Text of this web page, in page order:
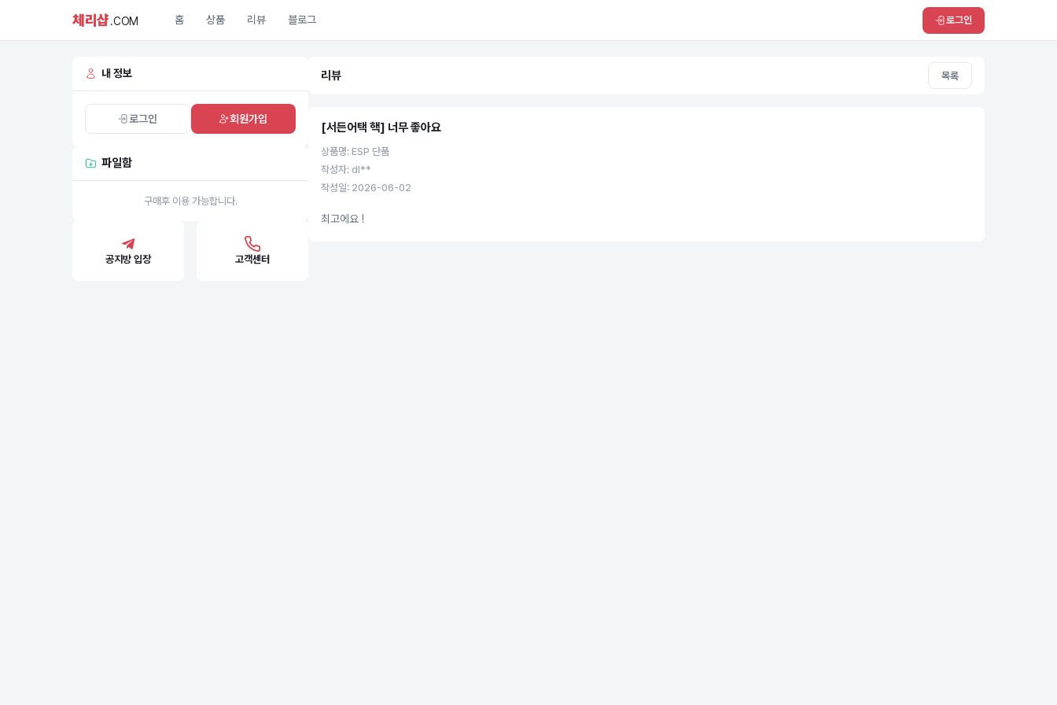
체리샵.COM 홈 상품 리뷰 블로그 로그인
내 정보
로그인 회원가입
파일함
구매후 이용 가능합니다.
공지방 입장 고객센터
리뷰 목록
[서든어택 핵] 너무 좋아요
상품명: ESP 단품
작성자: dl**
작성일: 2026-06-02
최고에요 !